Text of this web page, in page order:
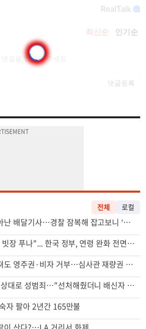
신호위반 후 달아난 배달기사…경찰 잠복해 잡고보니 ‘반전’
"65세 복수국적 빗장 푸나"... 한국 정부, 연령 완화 전면 추진
서류 하나만 빠져도 영주권·비자 거부…심사관 재량권 대폭 확대